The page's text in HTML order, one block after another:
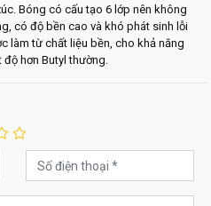
Bóng có cấu tạo 6 lớp nên không
có độ bền cao và khó phát sinh lỗi
làm từ chất liệu bền, cho khả năng
hơn Butyl thường.